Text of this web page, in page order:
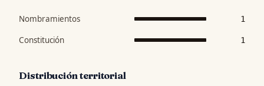
Nombramientos 1
Constitución 1
Distribución territorial